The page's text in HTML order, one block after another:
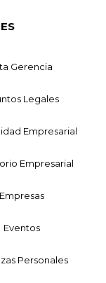
Gerencia
Legales
Empresarial
Empresarial
Empresas
Eventos
Personales